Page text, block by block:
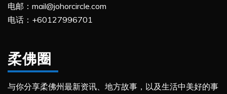
电邮：mail@johorcircle.com
电话：+60127996701
柔佛圈
与你分享柔佛州最新资讯、地方故事，以及生活中美好的事